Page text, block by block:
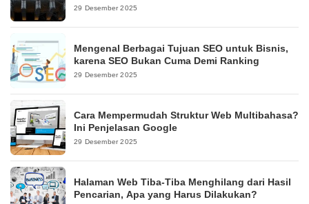
29 Desember 2025
Mengenal Berbagai Tujuan SEO untuk Bisnis,
karena SEO Bukan Cuma Demi Ranking
29 Desember 2025
Cara Mempermudah Struktur Web Multibahasa?
Ini Penjelasan Google
29 Desember 2025
Halaman Web Tiba-Tiba Menghilang dari Hasil
Pencarian, Apa yang Harus Dilakukan?